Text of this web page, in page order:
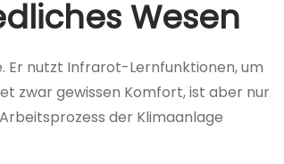
Wesen
Er nutzt Infrarot-Lernfunktionen, um
zwar gewissen Komfort, ist aber nur
der Klimaanlage